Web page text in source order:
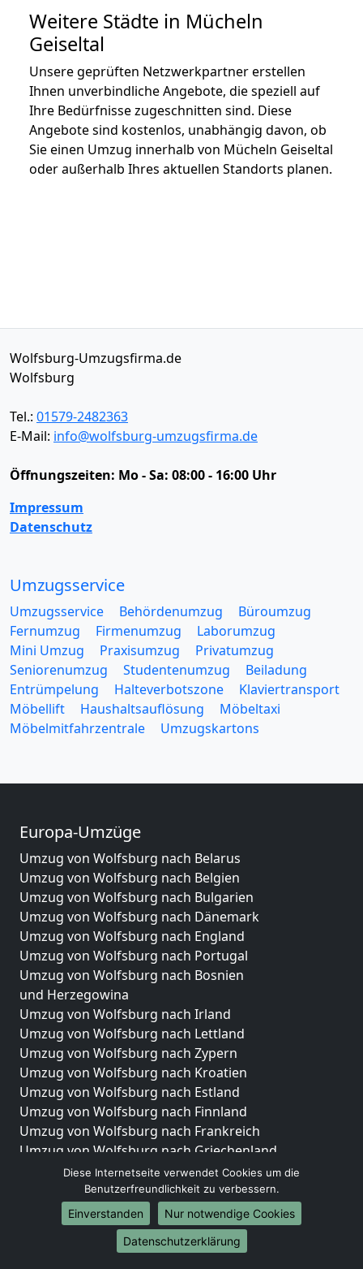
Weitere Städte in Mücheln
Geiseltal
Unsere geprüften Netzwerkpartner erstellen
Ihnen unverbindliche Angebote, die speziell auf
Ihre Bedürfnisse zugeschnitten sind. Diese
Angebote sind kostenlos, unabhängig davon, ob
Sie einen Umzug innerhalb von Mücheln Geiseltal
oder außerhalb Ihres aktuellen Standorts planen.
Wolfsburg-Umzugsfirma.de
Wolfsburg
Tel.: 01579-2482363
E-Mail: info@wolfsburg-umzugsfirma.de
Öffnungszeiten: Mo - Sa: 08:00 - 16:00 Uhr
Impressum
Datenschutz
Umzugsservice
Umzugsservice Behördenumzug
Büroumzug
Fernumzug
Firmenumzug
Laborumzug
Mini Umzug
Praxisumzug
Privatumzug
Seniorenumzug
Studentenumzug
Beiladung
Entrümpelung
Halteverbotszone
Klaviertransport
Möbellift
Haushaltsauflösung
Möbeltaxi
Möbelmitfahrzentrale
Umzugskartons
Europa-Umzüge
Umzug von Wolfsburg nach Belarus
Umzug von Wolfsburg nach Belgien
Umzug von Wolfsburg nach Bulgarien
Umzug von Wolfsburg nach Dänemark
Umzug von Wolfsburg nach England
Umzug von Wolfsburg nach Portugal
Umzug von Wolfsburg nach Bosnien
und Herzegowina
Umzug von Wolfsburg nach Irland
Umzug von Wolfsburg nach Lettland
Umzug von Wolfsburg nach Zypern
Umzug von Wolfsburg nach Kroatien
Umzug von Wolfsburg nach Estland
Umzug von Wolfsburg nach Finnland
Umzug von Wolfsburg nach Frankreich
Umzug von Wolfsburg nach Griechenland
Umzug von Wolfsburg nach Italien
Umzug von Wolfsburg nach Liechtenstein
Umzug von Wolfsburg nach Luxemburg
Umzug von Wolfsburg nach Niederlande
Umzug von Wolfsburg nach Norwegen
Diese Internetseite verwendet Cookies um die
Benutzerfreundlichkeit zu verbessern.
Einverstanden
Nur notwendige Cookies
Datenschutzerklärung